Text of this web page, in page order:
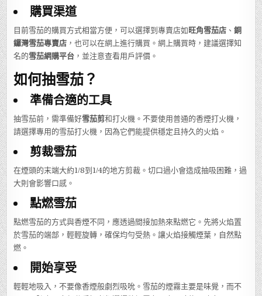
購買渠道
目前雪茄的購買方式相當方便，可以選擇到專賣店如 旺角雪茄店 、銅
鑼灣雪茄專賣店 ，也可以在網上進行購買。網上購買時，建議選擇知
名的雪茄網購平台 ，並注意查看用戶評價。
如何抽雪茄？
準備合適的工具
抽雪茄前，需準備好雪茄剪和打火機。不要使用普通的香煙打火機，
請選擇專用的雪茄打火機，因為它們能提供穩定且持久的火焰。
剪裁雪茄
在煙頭的末端大約1/8到1/4的地方剪裁。切口過小會造成抽吸困難，過
大則會影響口感。
點燃雪茄
點燃雪茄的方式與香煙不同，應透過間接加熱來點燃它。先將火焰置
於雪茄的端部，輕輕旋轉，確保均勻受熱。讓火焰接觸煙葉，自然點
燃。
開始享受
輕輕地吸入，不要像香煙般劇烈吸吮。雪茄的煙霧主要是味覺，而不